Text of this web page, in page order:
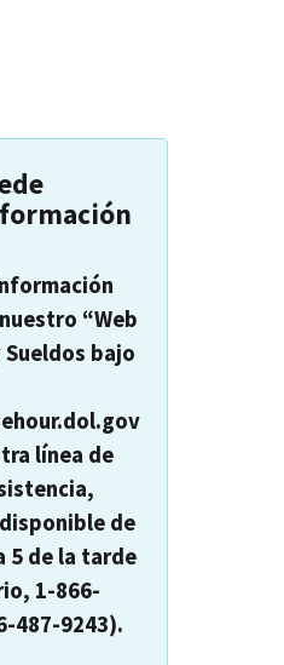
“Web
bajo
línea de
de
5 de la tarde
1-866-
487-9243).